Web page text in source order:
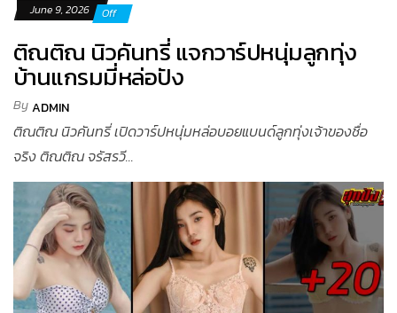
June 9, 2026 Off
ติณติณ นิวคันทรี่ แจกวาร์ปหนุ่มลูกทุ่ง
บ้านแกรมมี่หล่อปัง
ByADMIN
ติณติณ นิวคันทรี่ เปิดวาร์ปหนุ่มหล่อบอยแบนด์ลูกทุ่งเจ้าของชื่อ
จริง ติณติณ จรัสรวี...